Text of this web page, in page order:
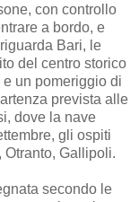
con controllo
a bordo, e
Bari, le
del centro storico
un pomeriggio di
prevista alle
dove la nave
gli ospiti
Otranto, Gallipoli.
secondo le